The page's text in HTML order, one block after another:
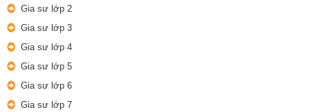
Gia sư lớp 2
Gia sư lớp 3
Gia sư lớp 4
Gia sư lớp 5
Gia sư lớp 6
Gia sư lớp 7